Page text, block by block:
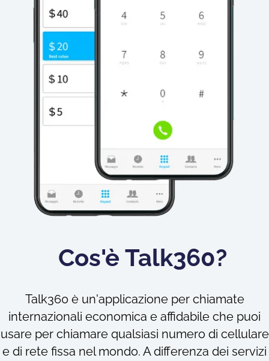
Cos'è Talk360?
Talk360 è un'applicazione per chiamate
internazionali economica e affidabile che puoi
usare per chiamare qualsiasi numero di cellulare
e di rete fissa nel mondo. A differenza dei servizi